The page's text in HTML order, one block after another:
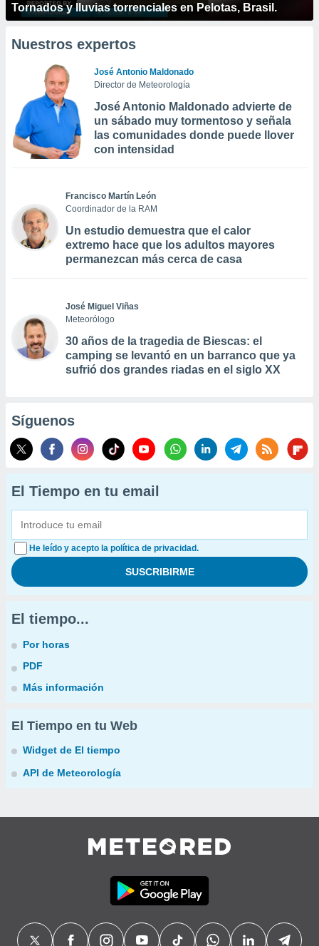
Tornados y lluvias torrenciales en Pelotas, Brasil.
Nuestros expertos
José Antonio Maldonado
Director de Meteorología
José Antonio Maldonado advierte de
un sábado muy tormentoso y señala
las comunidades donde puede llover
con intensidad
Francisco Martín León
Coordinador de la RAM
Un estudio demuestra que el calor
extremo hace que los adultos mayores
permanezcan más cerca de casa
José Miguel Viñas
Meteorólogo
30 años de la tragedia de Biescas: el
camping se levantó en un barranco que ya
sufrió dos grandes riadas en el siglo XX
Síguenos
El Tiempo en tu email
He leído y acepto la política de privacidad.
El tiempo...
Por horas
PDF
Más información
El Tiempo en tu Web
Widget de El tiempo
API de Meteorología